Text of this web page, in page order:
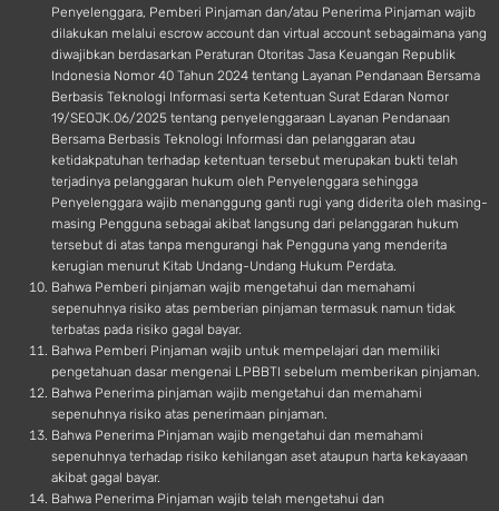
Penyelenggara, Pemberi Pinjaman dan/atau Penerima Pinjaman wajib
dilakukan melalui escrow account dan virtual account sebagaimana yang
diwajibkan berdasarkan Peraturan Otoritas Jasa Keuangan Republik
Indonesia Nomor 40 Tahun 2024 tentang Layanan Pendanaan Bersama
Berbasis Teknologi Informasi serta Ketentuan Surat Edaran Nomor
19/SEOJK.06/2025 tentang penyelenggaraan Layanan Pendanaan
Bersama Berbasis Teknologi Informasi dan pelanggaran atau
ketidakpatuhan terhadap ketentuan tersebut merupakan bukti telah
terjadinya pelanggaran hukum oleh Penyelenggara sehingga
Penyelenggara wajib menanggung ganti rugi yang diderita oleh masing-
masing Pengguna sebagai akibat langsung dari pelanggaran hukum
tersebut di atas tanpa mengurangi hak Pengguna yang menderita
kerugian menurut Kitab Undang-Undang Hukum Perdata.
Bahwa Pemberi pinjaman wajib mengetahui dan memahami
sepenuhnya risiko atas pemberian pinjaman termasuk namun tidak
terbatas pada risiko gagal bayar.
Bahwa Pemberi Pinjaman wajib untuk mempelajari dan memiliki
pengetahuan dasar mengenai LPBBTI sebelum memberikan pinjaman.
Bahwa Penerima pinjaman wajib mengetahui dan memahami
sepenuhnya risiko atas penerimaan pinjaman.
Bahwa Penerima Pinjaman wajib mengetahui dan memahami
sepenuhnya terhadap risiko kehilangan aset ataupun harta kekayaaan
akibat gagal bayar.
Bahwa Penerima Pinjaman wajib telah mengetahui dan